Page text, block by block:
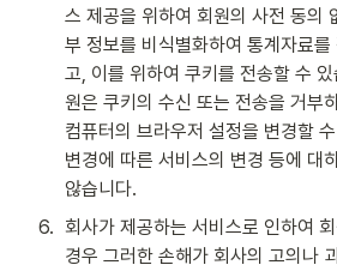
스 제공을 위하여 회원의 사전 동의
부 정보를 비식별화하여 통계자료
고, 이를 위하여 쿠키를 전송할 수
원은 쿠키의 수신 또는 전송을 거부
컴퓨터의 브라우저 설정을 변경할
변경에 따른 서비스의 변경 등에 대
않습니다.
6. 회사가 제공하는 서비스로 인하여
경우 그러한 손해가 회사의 고의나